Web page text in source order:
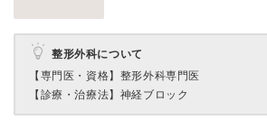
整形外科について
【専門医・資格】 整形外科専門医
【診療・治療法】 神経ブロック